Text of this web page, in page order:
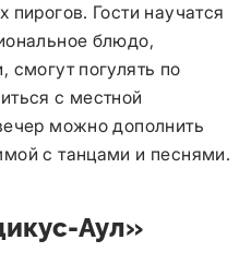
пирогов. Гости научатся
блюдо,
смогут погулять по
с местной
можно дополнить
с танцами и песнями.
Аул»